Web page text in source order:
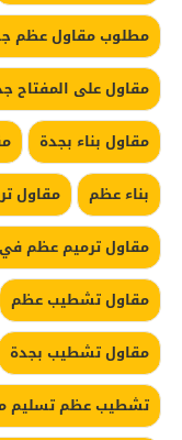
مطلوب مقاول عظم
مقاول على المفتاح
مقاول بناء بجدة
بناء عظم
مقاول
مقاول ترميم عظم
مقاول تشطيب عظم
مقاول تشطيب بجدة
تشطيب عظم تسليم